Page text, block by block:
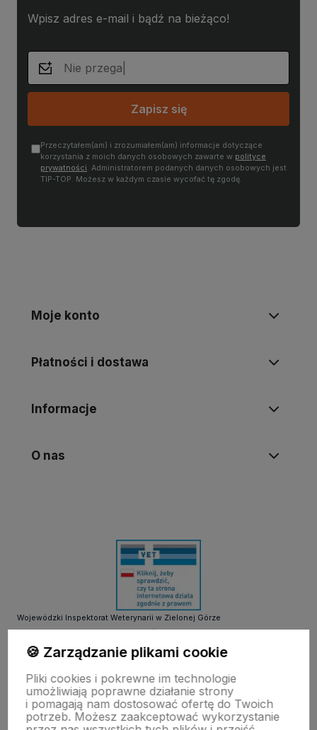
Wpisz adres e-mail i bądź na bieżąco!
Zapisz się
Przeczytałem(am) i zrozumiałem(am) informacje dotyczące
korzystania z moich danych osobowych zawarte w polityce
prywatności. Administratorem podanych danych osobowych jest
TIP-TOP. Możesz w każdym czasie wycofać tę zgodę.
Moje konto
Płatności i dostawa
Informacje
O nas
Wojewódzki Inspektorat Weterynarii w Zielonej Górze
ul. Botaniczna 14 65-306 Zielona Góra
tel. 68 453 73 00 tel. 68 453 73 01
zielonagora.wiw@wet.zgora.pl
GŁÓWNY INSPEKTORAT WETERYNARII
OBRÓT DETALICZNY PRODUKTAMI OTC NA ODLEGŁOŚĆ
🍪 Zarządzanie plikami cookie
Pliki cookies i pokrewne im technologie
umożliwiają poprawne działanie strony
i pomagają nam dostosować ofertę do Twoich
potrzeb. Możesz zaakceptować wykorzystanie